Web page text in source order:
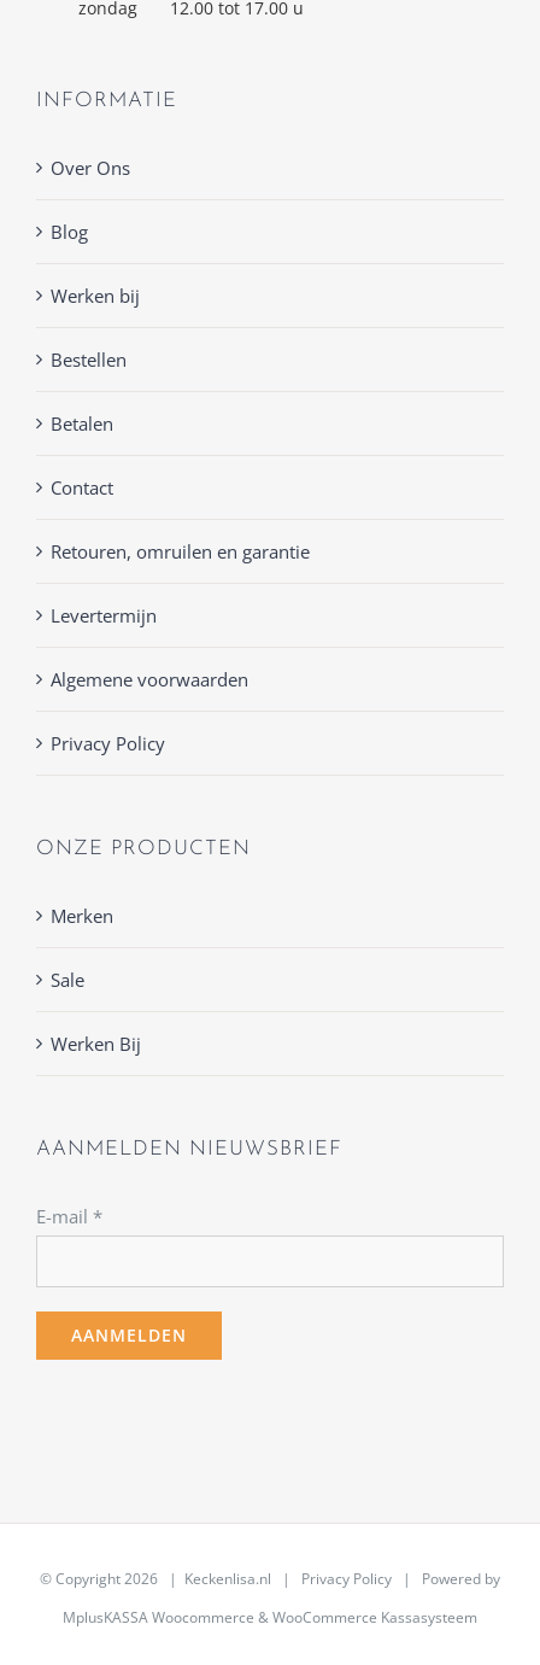
zondag
12.00 tot 17.00 u
INFORMATIE
Over Ons
Blog
Werken bij
Bestellen
Betalen
Contact
Retouren, omruilen en garantie
Levertermijn
Algemene voorwaarden
Privacy Policy
ONZE PRODUCTEN
Merken
Sale
Werken Bij
AANMELDEN NIEUWSBRIEF
E-mail *
© Copyright2026 | Keckenlisa.nl | Privacy Policy | Powered by
MplusKASSA Woocommerce &WooCommerce Kassasysteem